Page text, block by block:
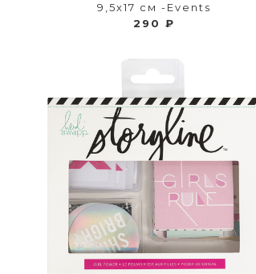
9,5х17 см -Events
290 ₽